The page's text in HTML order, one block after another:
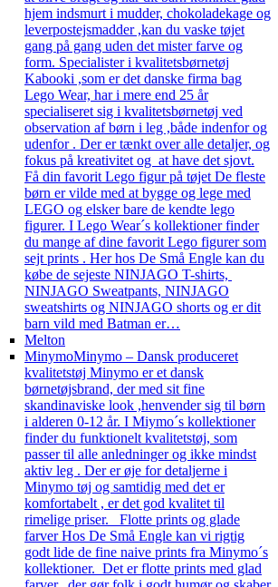
hjem indsmurt i mudder, chokoladekage og
leverpostejsmadder ,kan du vaske tøjet
gang på gang uden det mister farve og
form. Specialister i kvalitetsbørnetøj
Kabooki ,som er det danske firma bag
Lego Wear, har i mere end 25 år
specialiseret sig i kvalitetsbørnetøj ved
observation af børn i leg ,både indenfor og
udenfor . Der er tænkt over alle detaljer, og
fokus på kreativitet og at have det sjovt.
Få din favorit Lego figur på tøjet De fleste
børn er vilde med at bygge og lege med
LEGO og elsker bare de kendte lego
figurer. I Lego Wear´s kollektioner finder
du mange af dine favorit Lego figurer som
sejt prints . Her hos De Små Engle kan du
købe de sejeste NINJAGO T-shirts,
NINJAGO Sweatpants, NINJAGO
sweatshirts og NINJAGO shorts og er dit
barn vild med Batman er…
Melton
MinymoMinymo – Dansk produceret
kvalitetstøj Minymo er et dansk
børnetøjsbrand, der med sit fine
skandinaviske look ,henvender sig til børn
i alderen 0-12 år. I Miymo´s kollektioner
finder du funktionelt kvalitetstøj, som
passer til alle anledninger og ikke mindst
aktiv leg . Der er øje for detaljerne i
Minymo tøj og samtidig med det er
komfortabelt , er det god kvalitet til
rimelige priser. Flotte prints og glade
farver Hos De Små Engle kan vi rigtig
godt lide de fine naive prints fra Minymo´s
kollektioner. Det er flotte prints med glad